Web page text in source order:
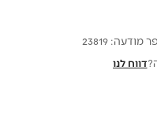
23819
לנו